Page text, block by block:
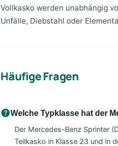
Vollkasko werden unabhängig
Unfälle, Diebstahl oder
Häufige Fragen
Welche Typklasse hat der
Der Mercedes-Benz Sprinter
Teilkasko in Klasse 23 und in